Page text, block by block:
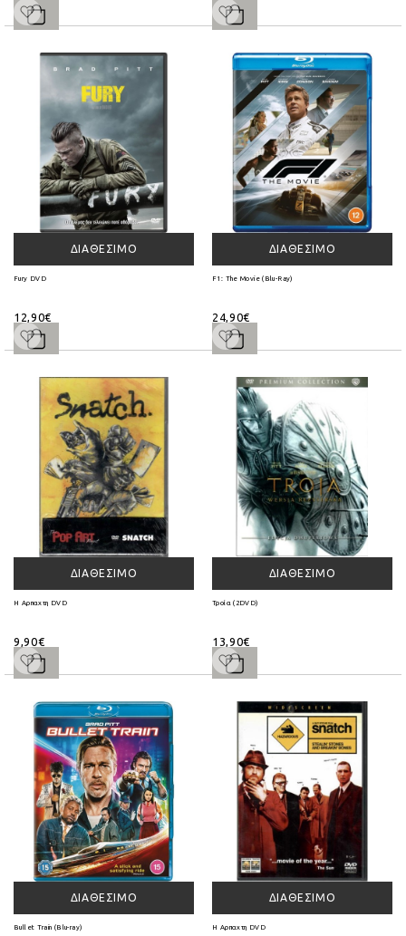
ΔΙΑΘΈΣΙΜΟ
Fury DVD
12,90€
ΔΙΑΘΈΣΙΜΟ
F1: The Movie (Blu-Ray)
24,90€
ΔΙΑΘΈΣΙΜΟ
Η Αρπαχτη DVD
9,90€
ΔΙΑΘΈΣΙΜΟ
Τροία (2DVD)
13,90€
ΔΙΑΘΈΣΙΜΟ
Bullet Train (Blu-ray)
ΔΙΑΘΈΣΙΜΟ
Η Αρπαχτη DVD